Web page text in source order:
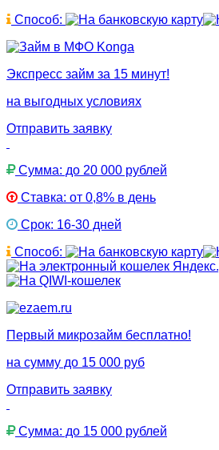
Способ:
Экспресс займ за 15 минут!
на выгодных условиях
Отправить заявку
Сумма: до 20 000 рублей
Ставка: от 0,8% в день
Срок: 16-30 дней
Способ:
Первый микрозайм бесплатно!
на сумму до 15 000 руб
Отправить заявку
Сумма: до 15 000 рублей